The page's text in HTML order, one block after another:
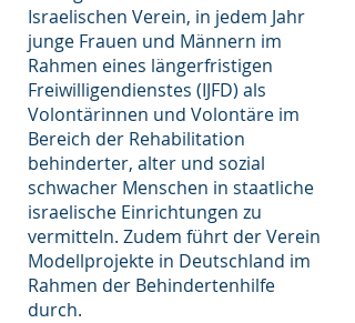
Israelischen Verein, in jedem Jahr
junge Frauen und Männern im
Rahmen eines längerfristigen
Freiwilligendienstes (IJFD) als
Volontärinnen und Volontäre im
Bereich der Rehabilitation
behinderter, alter und sozial
schwacher Menschen in staatliche
israelische Einrichtungen zu
vermitteln. Zudem führt der Verein
Modellprojekte in Deutschland im
Rahmen der Behindertenhilfe
durch.